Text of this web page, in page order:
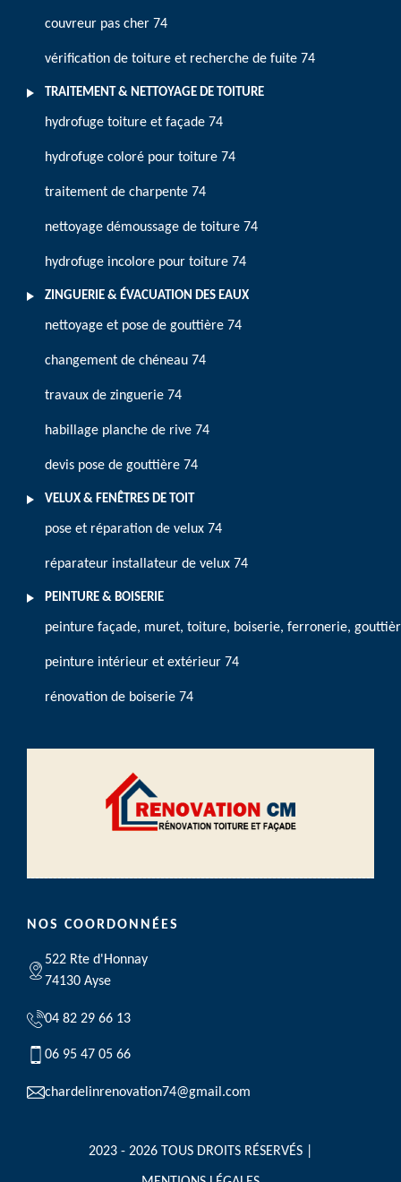
couvreur pas cher 74
vérification de toiture et recherche de fuite 74
TRAITEMENT & NETTOYAGE DE TOITURE
hydrofuge toiture et façade 74
hydrofuge coloré pour toiture 74
traitement de charpente 74
nettoyage démoussage de toiture 74
hydrofuge incolore pour toiture 74
ZINGUERIE & ÉVACUATION DES EAUX
nettoyage et pose de gouttière 74
changement de chéneau 74
travaux de zinguerie 74
habillage planche de rive 74
devis pose de gouttière 74
VELUX & FENÊTRES DE TOIT
pose et réparation de velux 74
réparateur installateur de velux 74
PEINTURE & BOISERIE
peinture façade, muret, toiture, boiserie, ferronerie,
peinture intérieur et extérieur 74
rénovation de boiserie 74
NOS COORDONNÉES
522 Rte d'Honnay
74130 Ayse
04 82 29 66 13
06 95 47 05 66
chardelinrenovation74@gmail.com
2023 - 2026 TOUS DROITS RÉSERVÉS |